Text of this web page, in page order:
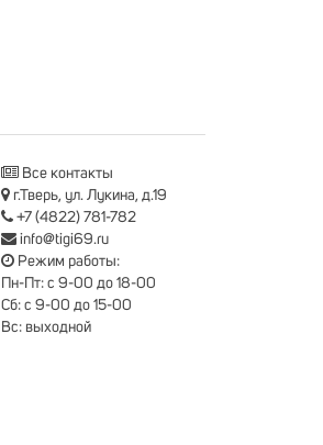
Все контакты
г.Тверь, ул. Лукина, д.19
+7 (4822) 781-782
info@tigi69.ru
Режим работы:
Пн-Пт: с 9-00 до 18-00
Сб: с 9-00 до 15-00
Вс: выходной